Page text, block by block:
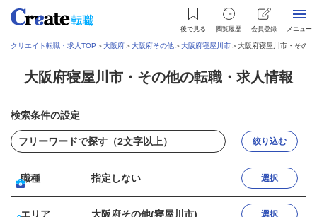
後で見る 閲覧履歴 会員登録 メニュー
クリエイト転職・求人TOP ＞大阪府＞大阪府その他＞大阪府寝屋川市＞大阪府寝屋川市・その
大阪府寝屋川市・その他の転職・求人情報
検索条件の設定
絞り込む
職種 指定しない 選択
エリア 大阪府その他(寝屋川市) 選択